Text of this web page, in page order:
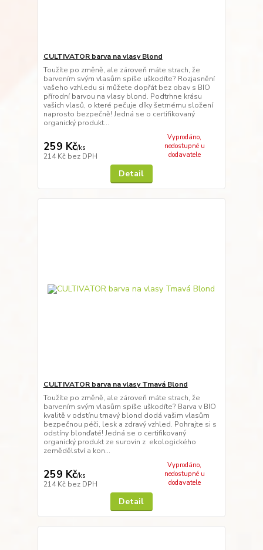
CULTIVATOR barva na vlasy Blond
Toužíte po změně, ale zároveň máte strach, že
barvením svým vlasům spíše uškodíte? Rozjasnění
vašeho vzhledu si můžete dopřát bez obav s BIO
přírodní barvou na vlasy blond. Podtrhne krásu
vašich vlasů, o které pečuje díky šetrnému složení
naprosto bezpečně! Jedná se o certifikovaný
organický produkt...
259 Kč/ks
214 Kč bez DPH
Vyprodáno,
nedostupné u
dodavatele
Detail
CULTIVATOR barva na vlasy Tmavá Blond
Toužíte po změně, ale zároveň máte strach, že
barvením svým vlasům spíše uškodíte? Barva v BIO
kvalitě v odstínu tmavý blond dodá vašim vlasům
bezpečnou péči, lesk a zdravý vzhled. Pohrajte si s
odstíny blonďaté! Jedná se o certifikovaný
organický produkt ze surovin z ekologického
zemědělství a kon...
259 Kč/ks
214 Kč bez DPH
Vyprodáno,
nedostupné u
dodavatele
Detail